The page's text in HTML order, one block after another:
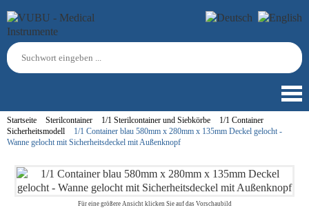
Startseite Sterilcontainer 1/1 Sterilcontainer und Siebkörbe
1/1 Container
Sicherheitsmodell
1/1 Container blau 580mm x 280mm x 135mm Deckel gelocht -
Wanne gelocht mit Sicherheitsdeckel mit Außenknopf
Für eine größere Ansicht klicken Sie auf das Vorschaubild